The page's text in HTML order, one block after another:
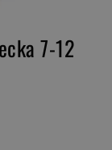
7-12